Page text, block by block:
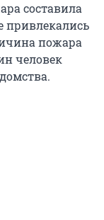
составила
привлекались
пожара
человек